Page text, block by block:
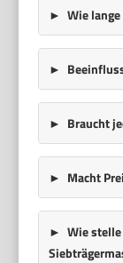
Wie
Braucht
Macht
Wie